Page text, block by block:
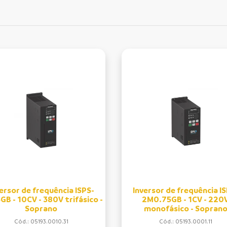
de frequência ISPS-
- 10CV - 380V trifásico -
Soprano
Cód.: 05193.0010.31
Inversor de frequência
2M0.75GB - 1CV -
monofásico - Soprano
Cód.: 05193.0001.11